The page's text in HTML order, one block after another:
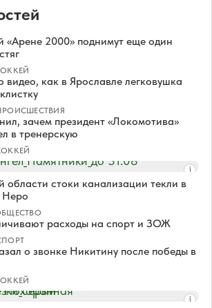
«Арене 2000» поднимут еще один
видео, как в Ярославле легковушка
зачем президент «Локомотива»
в тренерскую
области стоки канализации текли в
Неро
расходы на спорт и ЗОЖ
о звонке Никитину после победы в